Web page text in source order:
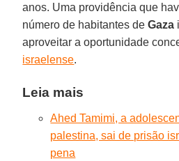
anos. Uma providência que
número de habitantes deGaza
aproveitar a oportunidade
israelense.
Leia mais
Ahed Tamimi, a
palestina, sai de prisão
pena